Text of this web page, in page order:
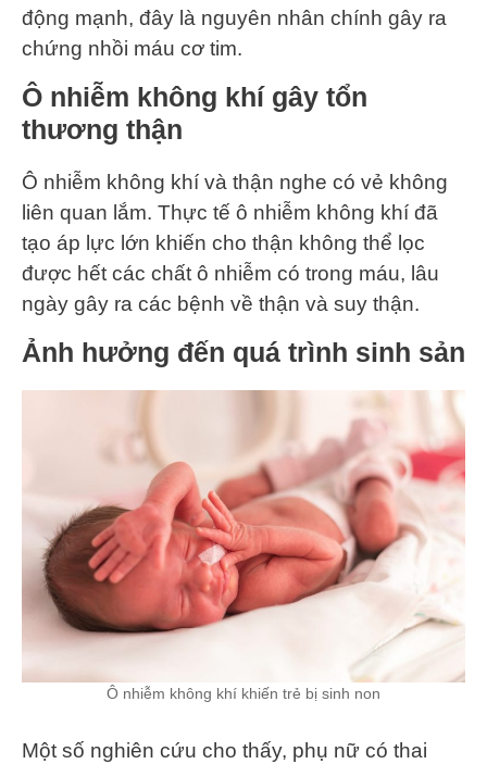
động mạnh, đây là nguyên nhân chính gây ra
chứng nhồi máu cơ tim.
Ô nhiễm không khí gây tổn
thương thận
Ô nhiễm không khí và thận nghe có vẻ không
liên quan lắm. Thực tế ô nhiễm không khí đã
tạo áp lực lớn khiến cho thận không thể lọc
được hết các chất ô nhiễm có trong máu, lâu
ngày gây ra các bệnh về thận và suy thận.
Ảnh hưởng đến quá trình sinh sản
Ô nhiễm không khí khiến trẻ bị sinh non
Một số nghiên cứu cho thấy, phụ nữ có thai